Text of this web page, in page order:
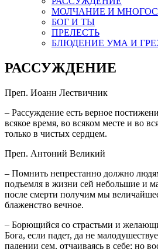
МОЛЧАНИЕ И
БОГ И ТЫ
ПРЕЛЕСТЬ
БЛЮДЕНИЕ УМА И
РАССУЖДЕНИЕ
Преп. Иоанн Лествичник
– Рассуждение есть верное
всякое время, во всяком месте и во
только в чистых сердцем.
Преп. Антоний Великий
– Помнить непрестанно должно
подъемля в жизни сей небольшие и
после смерти получим мы
блаженство вечное.
– Борющийся со страстьми и
Бога, если падет, да не
падении сем, отчаиваясь в себе; но